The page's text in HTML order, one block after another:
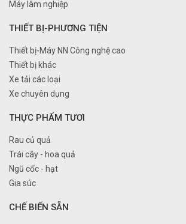
Máy lâm nghiệp
THIẾT BỊ-PHƯƠNG TIỆN
Thiết bị-Máy NN Công nghệ cao
Thiết bị khác
Xe tải các loại
Xe chuyên dụng
THỰC PHẨM TƯƠI
Rau củ quả
Trái cây - hoa quả
Ngũ cốc - hạt
Gia súc
CHẾ BIẾN SẴN